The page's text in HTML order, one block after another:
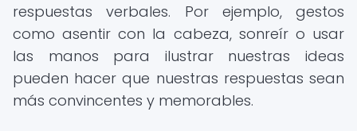
respuestas verbales. Por ejemplo, gestos
como asentir con la cabeza, sonreír o usar
las manos para ilustrar nuestras ideas
pueden hacer que nuestras respuestas sean
más convincentes y memorables.